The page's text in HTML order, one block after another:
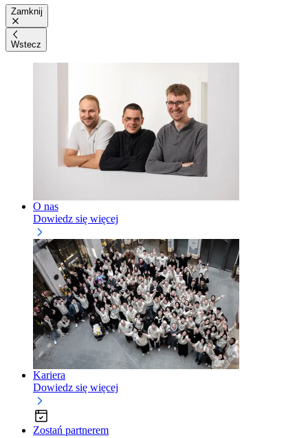
Zamknij
Wstecz
O nas
Dowiedz się więcej
Kariera
Dowiedz się więcej
Zostań partnerem